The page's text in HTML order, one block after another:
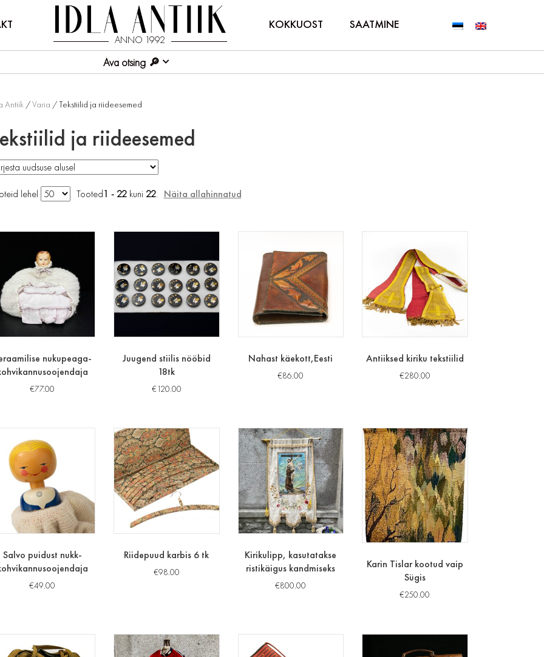
ANNO 1992
KOKKUOST SAATMINE
Ava otsing
Antiik/Varia / Tekstiilid ja riideesemed
ja riideesemed
lehel Tooted1 - 22kuni 22. Näita allahinnatud
nukupeaga-
€77.00
Juugend stiilis nööbid
18tk
€120.00
Nahast käekott,Eesti
€86.00
Antiiksed kiriku tekstiilid
€280.00
Salvo puidust nukk-
€49.00
Riidepuud karbis 6 tk
€98.00
Kirikulipp, kasutatakse
ristikäigus kandmiseks
€800.00
Karin Tislar kootud vaip
Sügis
€250.00